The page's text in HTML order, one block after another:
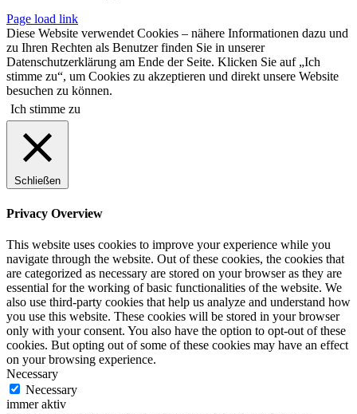
Page load link
Diese Website verwendet Cookies – nähere Informationen dazu und
zu Ihren Rechten als Benutzer finden Sie in unserer
Datenschutzerklärung am Ende der Seite. Klicken Sie auf „Ich
stimme zu“, um Cookies zu akzeptieren und direkt unsere Website
besuchen zu können.
Ich stimme zu
Schließen
Privacy Overview
This website uses cookies to improve your experience while you
navigate through the website. Out of these cookies, the cookies that
are categorized as necessary are stored on your browser as they are
essential for the working of basic functionalities of the website. We
also use third-party cookies that help us analyze and understand how
you use this website. These cookies will be stored in your browser
only with your consent. You also have the option to opt-out of these
cookies. But opting out of some of these cookies may have an effect
on your browsing experience.
Necessary
Necessary
immer aktiv